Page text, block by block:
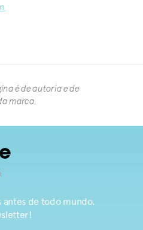
é de autoria e de
marca.​
antes de todo mundo.